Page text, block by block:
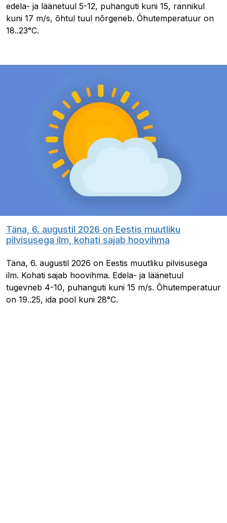
edela- ja läänetuul 5-12, puhanguti kuni 15, rannikul
kuni 17 m/s, õhtul tuul nõrgeneb. Õhutemperatuur on
18..23°C.
Täna, 6. augustil 2026 on Eestis muutliku
pilvisusega ilm, kohati sajab hoovihma
Täna, 6. augustil 2026 on Eestis muutliku pilvisusega
ilm. Kohati sajab hoovihma. Edela- ja läänetuul
tugevneb 4-10, puhanguti kuni 15 m/s. Õhutemperatuur
on 19..25, ida pool kuni 28°C.